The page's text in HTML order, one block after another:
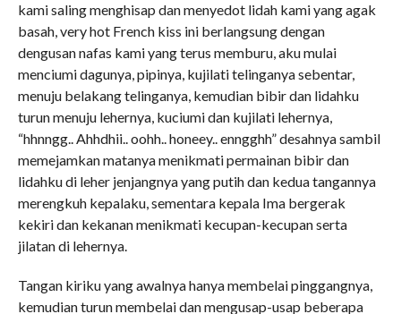
kami saling menghisap dan menyedot lidah kami yang agak
basah, very hot French kiss ini berlangsung dengan
dengusan nafas kami yang terus memburu, aku mulai
menciumi dagunya, pipinya, kujilati telinganya sebentar,
menuju belakang telinganya, kemudian bibir dan lidahku
turun menuju lehernya, kuciumi dan kujilati lehernya,
“hhnngg.. Ahhdhii.. oohh.. honeey.. enngghh” desahnya sambil
memejamkan matanya menikmati permainan bibir dan
lidahku di leher jenjangnya yang putih dan kedua tangannya
merengkuh kepalaku, sementara kepala Ima bergerak
kekiri dan kekanan menikmati kecupan-kecupan serta
jilatan di lehernya.
Tangan kiriku yang awalnya hanya membelai pinggangnya,
kemudian turun membelai dan mengusap-usap beberapa